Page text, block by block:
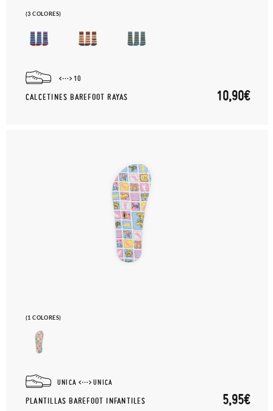
(3 COLORES)
10
CALCETINES BAREFOOT RAYAS 10,90€
(1 COLORES)
UNICA UNICA
PLANTILLAS BAREFOOT INFANTILES 5,95€